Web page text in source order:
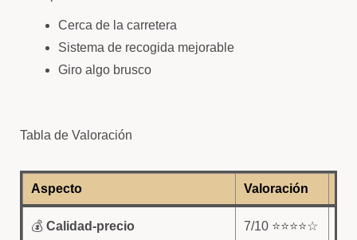
Cerca de la carretera
Sistema de recogida mejorable
Giro algo brusco
Tabla de Valoración
Aspecto Valoración
💰 Calidad-precio 7/10 ⭐⭐⭐⭐☆